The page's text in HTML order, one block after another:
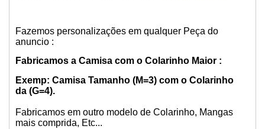
Fazemos personalizações em qualquer Peça do
anuncio :
Fabricamos a Camisa com o Colarinho Maior :
Exemp: Camisa Tamanho (M=3) com o Colarinho
da (G=4).
Fabricamos em outro modelo de Colarinho, Mangas
mais comprida, Etc...